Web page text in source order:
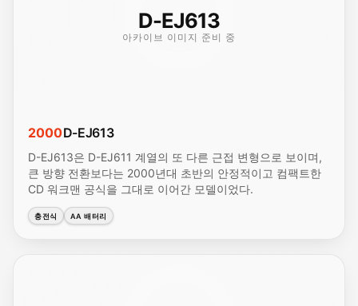
D-EJ613
아카이브 이미지 준비 중
2000D-EJ613
D-EJ613은 D-EJ611 계열의 또 다른 근접 변형으로 보이며,
큰 방향 전환보다는 2000년대 초반의 안정적이고 컴팩트한
CD 워크맨 공식을 그대로 이어간 모델이었다.
충전식 AA 배터리